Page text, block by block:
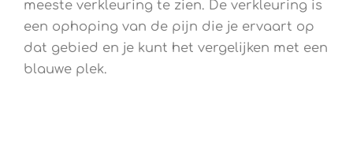
meeste verkleuring te zien. De verkleuring is
een ophoping van de pijn die je ervaart op
dat gebied en je kunt het vergelijken met een
blauwe plek.